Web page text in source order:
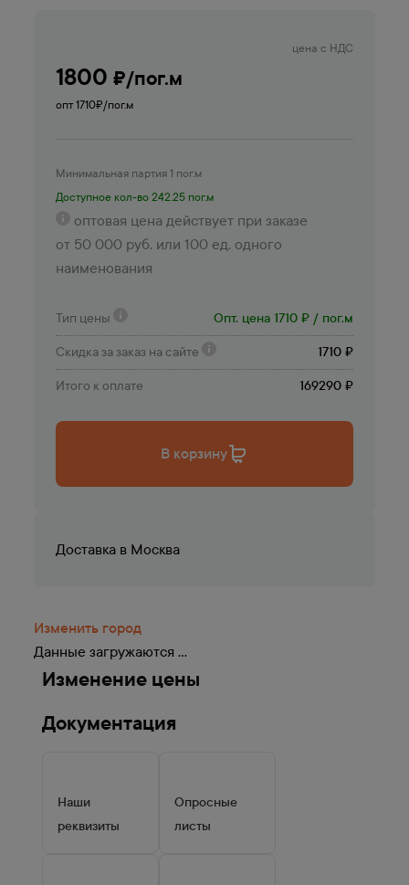
цена с НДС
1800 ₽/пог.м
опт 1710₽/пог.м
Минимальная партия 1 пог.м
Доступное кол-во 242.25 пог.м
оптовая цена действует при заказе
от 50 000 руб. или 100 ед. одного
наименования
Тип цены Опт. цена 1710 ₽ / пог.м
Скидка за заказ на сайте 1710 ₽
Итого к оплате 169290 ₽
В корзину
Доставка в Москва
Изменить город
Данные загружаются ...
Изменение цены
Документация
Наши
реквизиты
Опросные
листы